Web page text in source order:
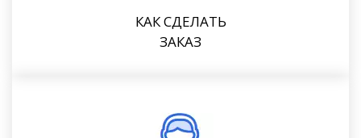
КАК СДЕЛАТЬ
ЗАКАЗ